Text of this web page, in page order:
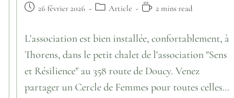
26 février 2026 Article 2 mins read
L'association est bien installée, confortablement, à
Thorens, dans le petit chalet de l'association "Sens
et Résilience" au 358 route de Doucy. Venez
partager un Cercle de Femmes pour toutes celles…